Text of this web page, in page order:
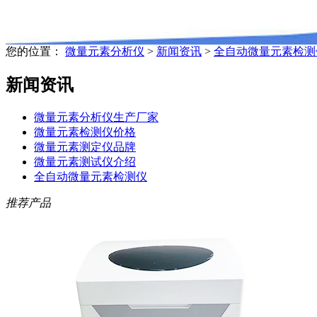
您的位置： 微量元素分析仪 > 新闻资讯 > 全自动微量元素检
新闻资讯
微量元素分析仪生产厂家
微量元素检测仪价格
微量元素测定仪品牌
微量元素测试仪介绍
全自动微量元素检测仪
推荐产品